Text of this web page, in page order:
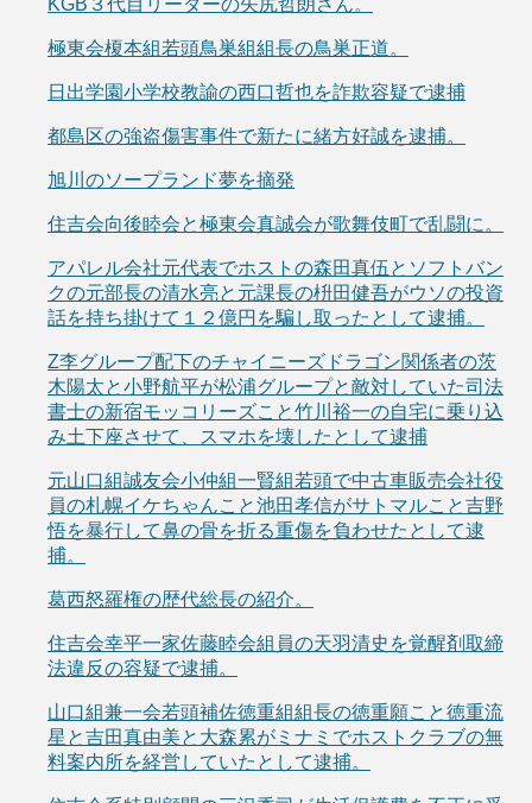
KGB３代目リーダーの矢尻哲朗さん。
極東会榎本組若頭鳥巣組組長の鳥巣正道。
日出学園小学校教諭の西口哲也を詐欺容疑で逮捕
都島区の強盗傷害事件で新たに緒方好誠を逮捕。
旭川のソープランド夢を摘発
住吉会向後睦会と極東会真誠会が歌舞伎町で乱闘に。
アパレル会社元代表でホストの森田真伍とソフトバン
クの元部長の清水亮と元課長の枡田健吾がウソの投資
話を持ち掛けて１２億円を騙し取ったとして逮捕。
Z李グループ配下のチャイニーズドラゴン関係者の茨
木陽太と小野航平が松浦グループと敵対していた司法
書士の新宿モッコリーズこと竹川裕一の自宅に乗り込
み土下座させて、スマホを壊したとして逮捕
元山口組誠友会小仲組一賢組若頭で中古車販売会社役
員の札幌イケちゃんこと池田孝信がサトマルこと吉野
悟を暴行して鼻の骨を折る重傷を負わせたとして逮
捕。
葛西怒羅権の歴代総長の紹介。
住吉会幸平一家佐藤睦会組員の天羽清史を覚醒剤取締
法違反の容疑で逮捕。
山口組兼一会若頭補佐徳重組組長の徳重願こと徳重流
星と吉田真由美と大森累がミナミでホストクラブの無
料案内所を経営していたとして逮捕。